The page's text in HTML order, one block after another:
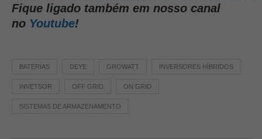
Fique ligado também em nosso canal
no Youtube!
BATERIAS DEYE GROWATT INVERSORES HÍBRIDOS
INVETSOR OFF GRID ON GRID
SISTEMAS DE ARMAZENAMENTO